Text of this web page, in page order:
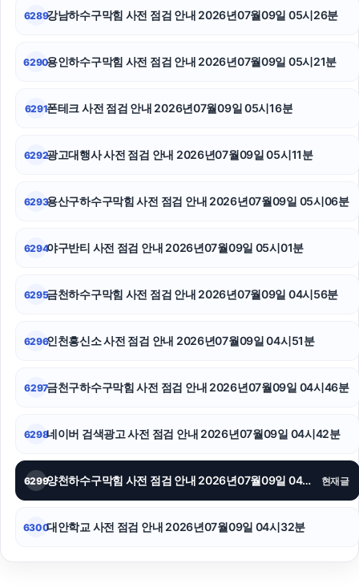
인스타 좋아요 늘리기
서초하수구막힘
의정부형사변호사
마포하수구막힘
6289강남하수구막힘 사전 점검 안내 2026년07월09일 05시26분
6290용인하수구막힘 사전 점검 안내 2026년07월09일 05시21분
6291폰테크 사전 점검 안내 2026년07월09일 05시16분
6292광고대행사 사전 점검 안내 2026년07월09일 05시11분
6293용산구하수구막힘 사전 점검 안내 2026년07월09일 05시06분
6294야구반티 사전 점검 안내 2026년07월09일 05시01분
6295금천하수구막힘 사전 점검 안내 2026년07월09일 04시56분
6296인천흥신소 사전 점검 안내 2026년07월09일 04시51분
6297금천구하수구막힘 사전 점검 안내 2026년07월09일 04시46분
6298네이버 검색광고 사전 점검 안내 2026년07월09일 04시42분
6299 양천하수구막힘 사전 점검 안내 2026년07월09일 04시36분 현재글
6300대안학교 사전 점검 안내 2026년07월09일 04시32분